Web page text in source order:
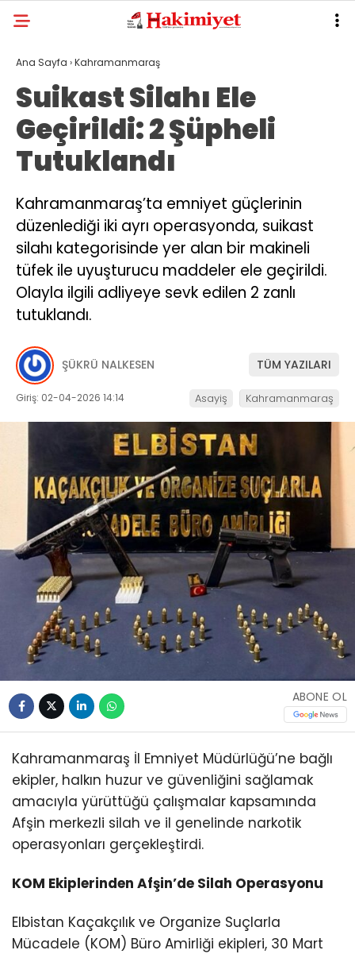
Ana Sayfa ›Kahramanmaraş
Suikast Silahı Ele
Geçirildi: 2 Şüpheli
Tutuklandı
Kahramanmaraş’ta emniyet güçlerinin
düzenlediği iki ayrı operasyonda, suikast
silahı kategorisinde yer alan bir makineli
tüfek ile uyuşturucu maddeler ele geçirildi.
Olayla ilgili adliyeye sevk edilen 2 zanlı
tutuklandı.
ŞÜKRÜ NALKESEN TÜM YAZILARI
Giriş: 02-04-2026 14:14 Asayiş Kahramanmaraş
ABONE OL
Kahramanmaraş İl Emniyet Müdürlüğü’ne bağlı
ekipler, halkın huzur ve güvenliğini sağlamak
amacıyla yürüttüğü çalışmalar kapsamında
Afşin merkezli silah ve il genelinde narkotik
operasyonları gerçekleştirdi.
KOM Ekiplerinden Afşin’de Silah Operasyonu
Elbistan Kaçakçılık ve Organize Suçlarla
Mücadele (KOM) Büro Amirliği ekipleri, 30 Mart